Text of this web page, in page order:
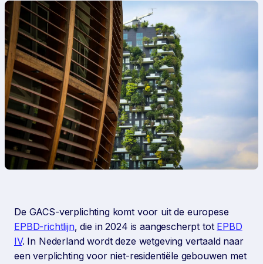
De GACS-verplichting komt voor uit de europese
EPBD-richtlijn, die in 2024 is aangescherpt tot EPBD
IV. In Nederland wordt deze wetgeving vertaald naar
een verplichting voor niet-residentiële gebouwen met